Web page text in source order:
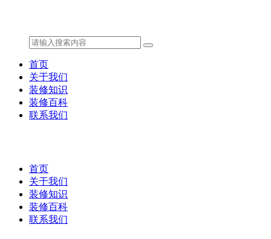
首页
关于我们
装修知识
装修百科
联系我们
首页
关于我们
装修知识
装修百科
联系我们